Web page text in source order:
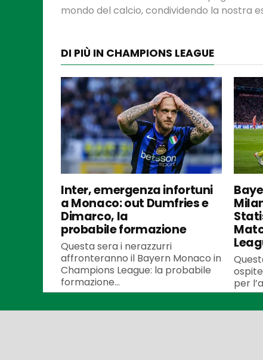
mondo del calcio, condividendo la nostra
DI PIÙ IN CHAMPIONS LEAGUE
Inter, emergenza infortuni
a Monaco: out Dumfries e
Dimarco, la
probabile formazione
Questa sera i nerazzurri
affronteranno il Bayern Monaco in
Champions League: la probabile
formazione...
per